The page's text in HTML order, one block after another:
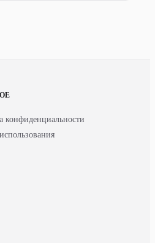
конфиденциальности